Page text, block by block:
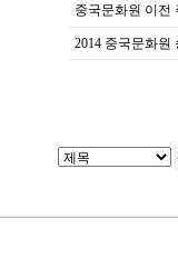
중국문화원 이전
2014 중국문화원